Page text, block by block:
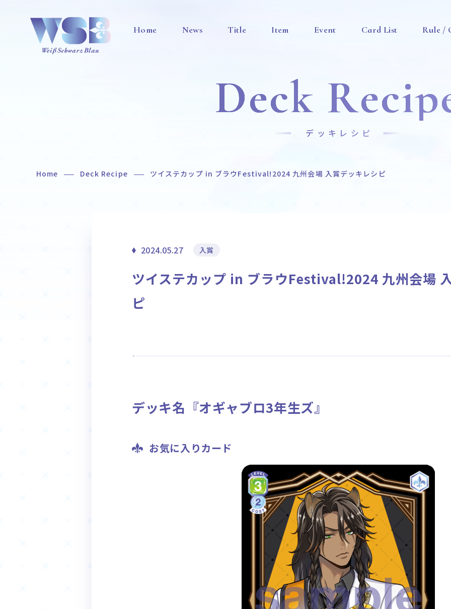
Home News Title Item Event Card List Rule /
イベント
Card List
カードリスト ルール/Q&A
Deck
デッキレシピ
Home Deck Recipe ツイステカップ in ブラウFestival!2024 九州会場 入賞デッキレシピ
2024.05.27 入賞
ツイステカップ in ブラウFestival!2024 九州会場
ピ
デッキ名『オギャブロ3年生ズ』
お気に入りカード